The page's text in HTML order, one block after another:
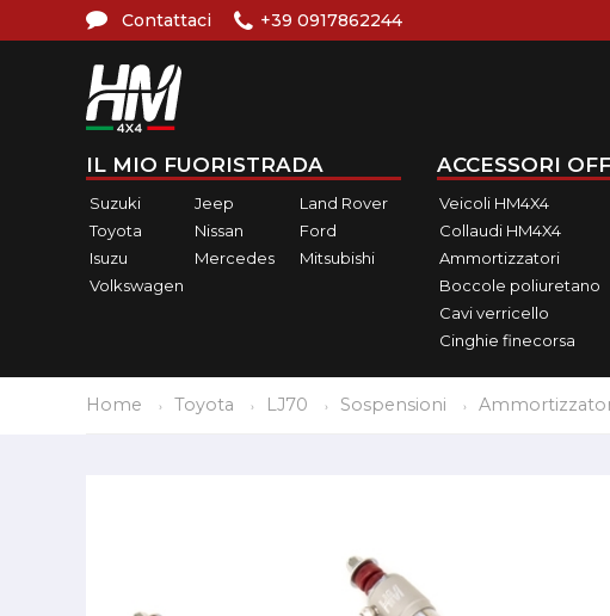
Contattaci +39 0917862244
IL MIO FUORISTRADA
Suzuki Jeep
Land Rover
Toyota
Nissan
Ford
Isuzu
Mercedes
Mitsubishi
Volkswagen
ACCESSORI
Veicoli HM4X4
Collaudi HM4X4
Ammortizzatori
Boccole poliuretano
Cavi verricello
Cinghie finecorsa
Home Toyota LJ70 Sospensioni